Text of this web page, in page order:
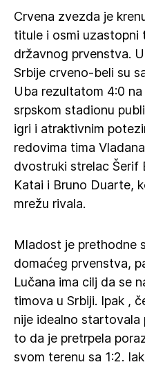
Crvena zvezda je
titule i osmi uzastopni
državnog prvenstva.
Srbije crveno-beli su
Uba rezultatom 4:0
srpskom stadionu
igri i atraktivnim
redovima tima
dvostruki strelac Šerif
Katai i Bruno Duarte,
mrežu rivala.
Mladost je prethodne
domaćeg prvenstva,
Lučana ima cilj da se
timova u Srbiji. Ipak ,
nije idealno
to da je pretrpela
svom terenu sa 1:2.